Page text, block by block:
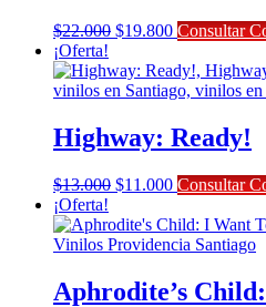
$22.000 El
original
era:
$19.800El
actual
es:
Consultar
¡Oferta!
Highway: Ready!
$13.000 El
original
era:
$11.000El
actual
es:
Consultar
¡Oferta!
Aphrodite’s